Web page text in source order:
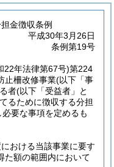
金徴収条例
平成30年3月26日
条例第19号
22年法律第67号)第224
止柵改修事業(以下「事
者(以下「受益者」と
るために徴収する分担
必要な事項を定めるも
おける当該事業に要す
た額の範囲内において